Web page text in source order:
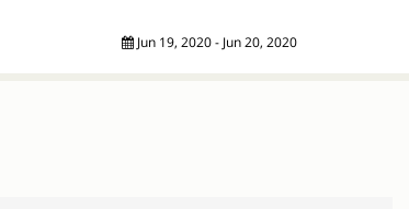
Jun 19, 2020 - Jun 20, 2020